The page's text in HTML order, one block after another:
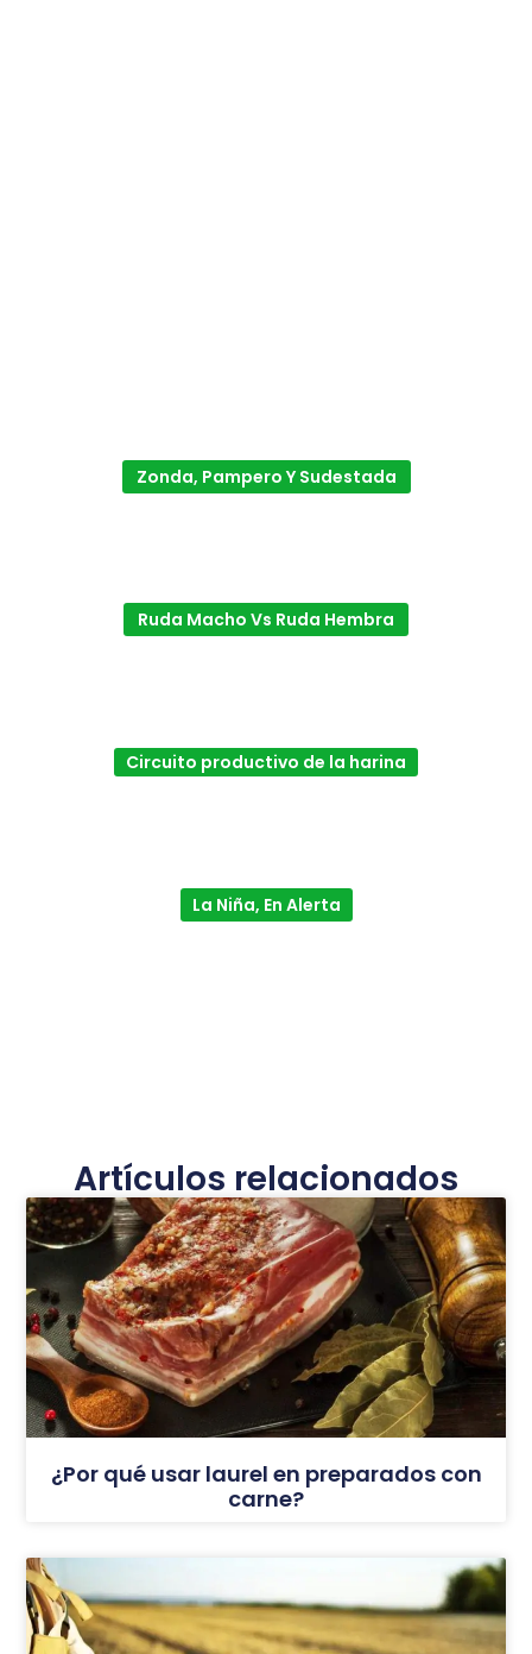
Zonda, Pampero Y Sudestada
Ruda Macho Vs Ruda Hembra
Circuito productivo de la harina
La Niña, En Alerta
Artículos relacionados
¿Por qué usar laurel en preparados con
carne?